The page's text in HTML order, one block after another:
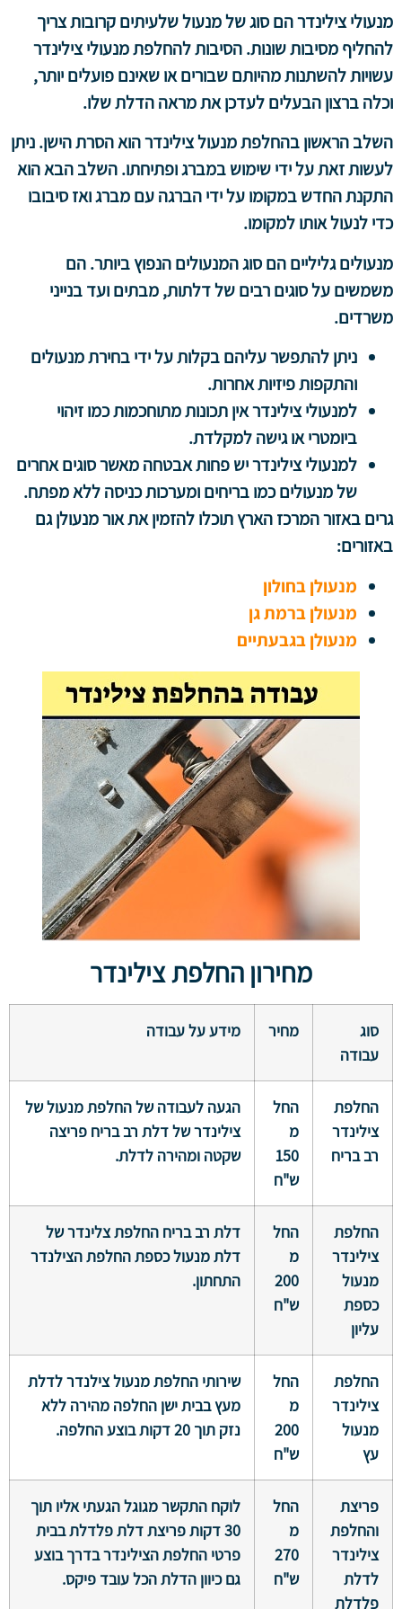
מנעולי צילינדר הם סוג של מנעול שלעיתים קרובות צריך
להחליף מסיבות שונות. הסיבות להחלפת מנעולי צילינדר
עשויות להשתנות מהיותם שבורים או שאינם פועלים יותר,
וכלה ברצון הבעלים לעדכן את מראה הדלת שלו.
השלב הראשון בהחלפת מנעול צילינדר הוא הסרת הישן. ניתן
לעשות זאת על ידי שימוש במברג ופתיחתו. השלב הבא הוא
התקנת החדש במקומו על ידי הברגה עם מברג ואז סיבובו
כדי לנעול אותו למקומו.
מנעולים גליליים הם סוג המנעולים הנפוץ ביותר. הם
משמשים על סוגים רבים של דלתות, מבתים ועד בנייני
משרדים.
ניתן להתפשר עליהם בקלות על ידי בחירת מנעולים
והתקפות פיזיות אחרות.
למנעולי צילינדר אין תכונות מתוחכמות כמו זיהוי
ביומטרי או גישה למקלדת.
למנעולי צילינדר יש פחות אבטחה מאשר סוגים אחרים
של מנעולים כמו בריחים ומערכות כניסה ללא מפתח.
גרים באזור המרכז הארץ תוכלו להזמין את אור מנעולן גם
באזורים:
מנעולן בחולון
מנעולן ברמת גן
מנעולן בגבעתיים
מחירון החלפת צילינדר
סוג
עבודה
מחיר מידע על עבודה
החלפת
צילינדר
רב בריח
החל
מ
150
ש"ח
הגעה לעבודה של החלפת מנעול של
צילינדר של דלת רב בריח פריצה
שקטה ומהירה לדלת.
החלפת
צילינדר
מנעול
כספת
עליון
החל
מ
200
ש"ח
דלת רב בריח החלפת צלינדר של
דלת מנעול כספת החלפת הצילנדר
התחתון.
החלפת
צילינדר
מנעול
עץ
החל
מ
200
ש"ח
שירותי החלפת מנעול צילנדר לדלת
מעץ בבית ישן החלפה מהירה ללא
נזק תוך 20 דקות בוצע החלפה.
פריצת
והחלפת
צילינדר
לדלת
פלדלת
החל
מ
270
ש"ח
לוקח התקשר מגוגל הגעתי אליו תוך
30 דקות פריצת דלת פלדלת בבית
פרטי החלפת הצילינדר בדרך בוצע
גם כיוון הדלת הכל עובד פיקס.